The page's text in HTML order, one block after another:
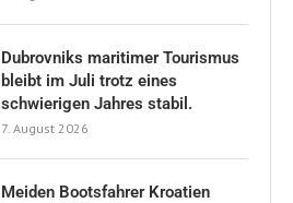
Dubrovniks maritimer Tourismus
bleibt im Juli trotz eines
schwierigen Jahres stabil.
7. August 2026
Meiden Bootsfahrer Kroatien